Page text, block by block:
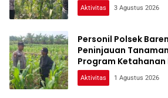
Aktivitas 3 Agustus 2026
Personil Polsek
Peninjauan
Program Ketahanan
Aktivitas 1 Agustus 2026